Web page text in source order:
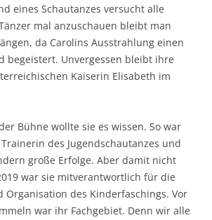
eines Schautanzes versucht alle
mal anzuschauen bleibt man
da Carolins Ausstrahlung einen
begeistert. Unvergessen bleibt ihre
Kaiserin Elisabeth im
Bühne wollte sie es wissen. So war
des Jugendschautanzes und
große Erfolge. Aber damit nicht
war sie mitverantwortlich für die
des Kinderfaschings. Vor
war ihr Fachgebiet. Denn wir alle